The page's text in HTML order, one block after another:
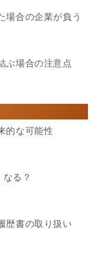
場合の企業が負う
ぶ場合の注意点
的な可能性
る？
歴書の取り扱い